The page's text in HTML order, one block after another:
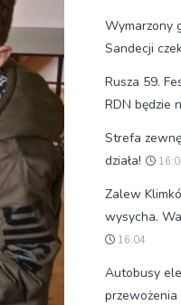
Wymarzony
Sandecji
Rusza 59.
RDN będzie
Strefa
działa!
Zalew
wysycha.
16:04
Autobusy